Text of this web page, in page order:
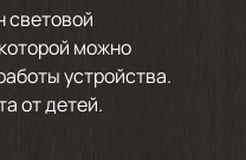
световой
можно
устройства.
от детей.